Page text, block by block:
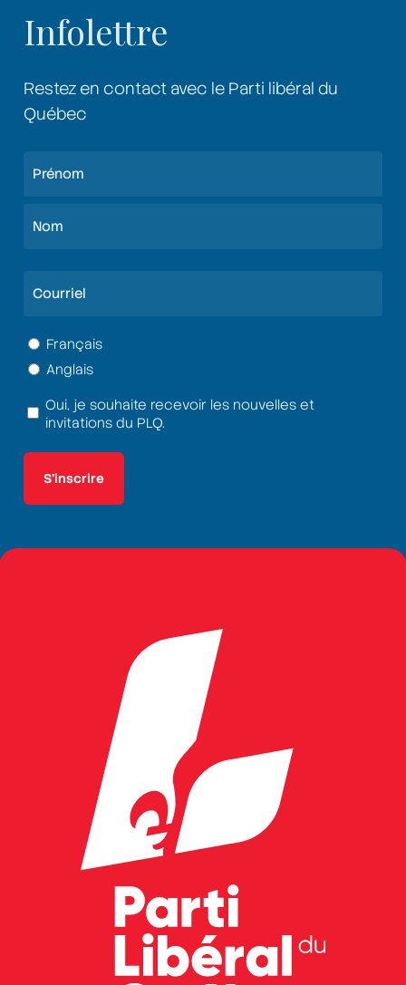
Infolettre
Restez en contact avec le Parti libéral du
Québec
Langue
(Nécessaire)
Français
Anglais
Termes
conditions
(Nécessaire)
Oui, je souhaite recevoir les nouvelles et
invitations du PLQ.